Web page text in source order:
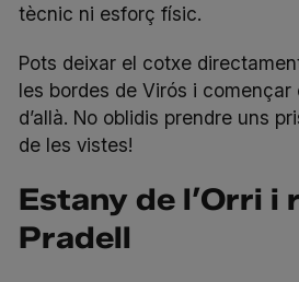
tècnic ni esforç físic.
Pots deixar el cotxe
les bordes de Virós i
d’allà. No oblidis prendre uns
de les vistes!
Estany de l’Orri i
Pradell